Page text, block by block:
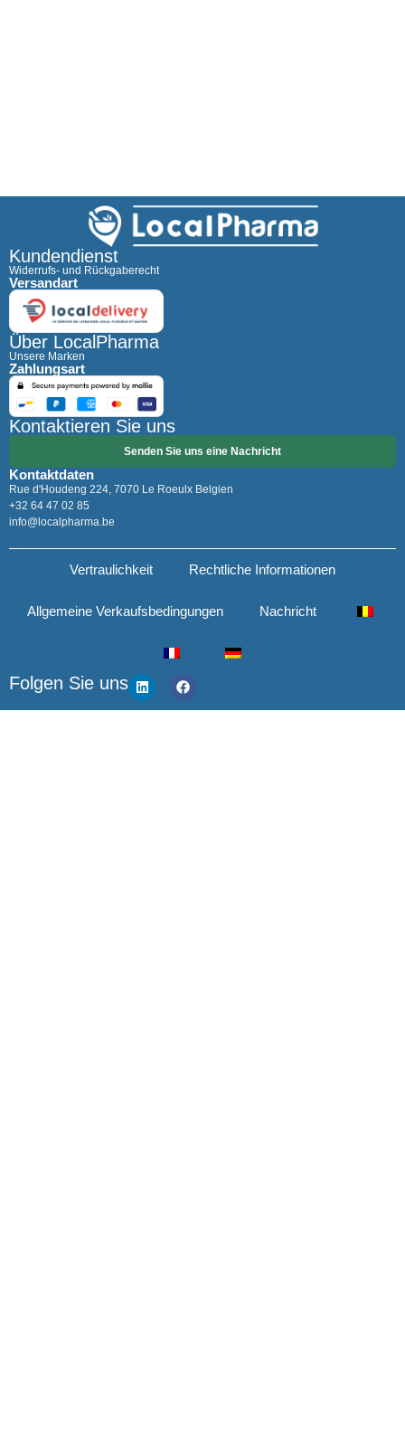
Kundendienst
Widerrufs- und Rückgaberecht
Versandart
Über LocalPharma
Unsere Marken
Zahlungsart
Kontaktieren Sie uns
Senden Sie uns eine Nachricht
Kontaktdaten
Rue d'Houdeng 224, 7070 Le Roeulx Belgien
+32 64 47 02 85
info@localpharma.be
Vertraulichkeit Rechtliche Informationen
Allgemeine Verkaufsbedingungen Nachricht
Folgen Sie uns